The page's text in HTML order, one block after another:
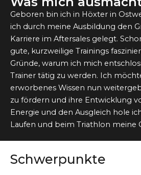
Geboren bin ich in Höxter in
ich durch meine Ausbildung den
Karriere im Aftersales gelegt.
gute, kurzweilige Trainings
Gründe, warum ich mich
Trainer tätig zu werden. Ich
erworbenes Wissen nun
zu fördern und ihre Entwicklung
Energie und den Ausgleich hole
Laufen und beim Triathlon meine
Schwerpunkte